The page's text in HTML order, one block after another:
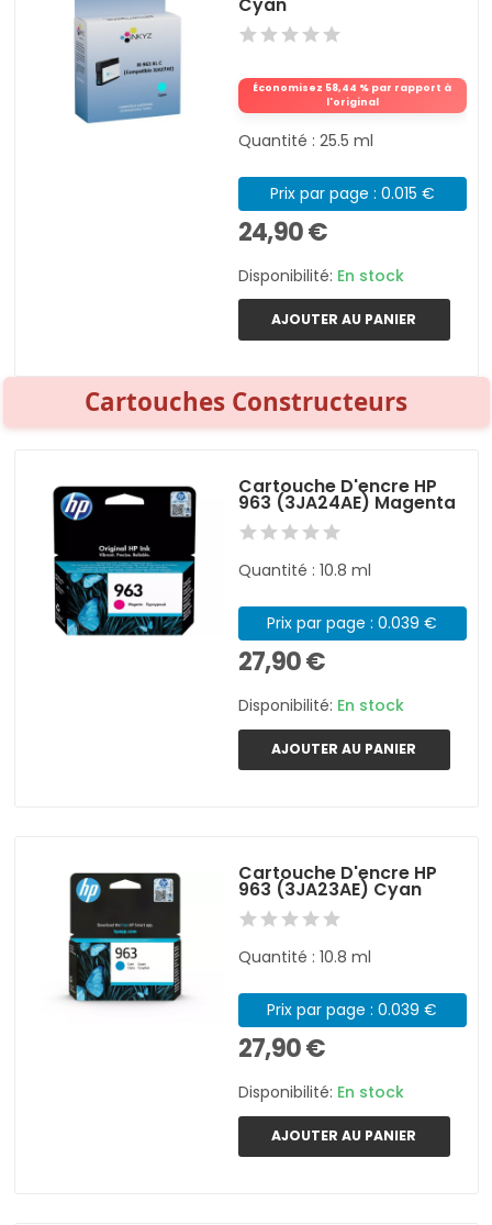
Économisez 58,44 % par rapport à
l'original
Quantité : 25.5 ml
Prix par page : 0.015 €
24,90 €
Disponibilité: En stock
AJOUTER AU PANIER
Cartouches Constructeurs
Cartouche D'encre HP
963 (3JA24AE) Magenta
Quantité : 10.8 ml
Prix par page : 0.039 €
27,90 €
Disponibilité: En stock
AJOUTER AU PANIER
Cartouche D'encre HP
963 (3JA23AE) Cyan
Quantité : 10.8 ml
Prix par page : 0.039 €
27,90 €
Disponibilité: En stock
AJOUTER AU PANIER